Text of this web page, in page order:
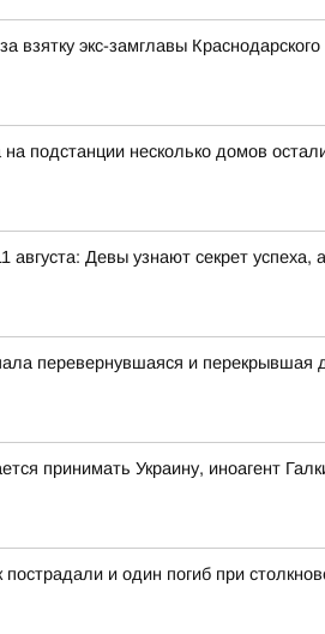
взятку экс-замглавы
подстанции несколько домов
августа: Девы узнают секрет
перевернувшаяся и перекрывшая
принимать Украину, иноагент
пострадали и один погиб при